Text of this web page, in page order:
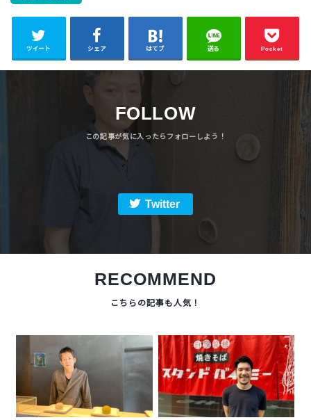
ツイート シェア はてブ 送る Pocket
FOLLOW
Twitter
RECOMMEND